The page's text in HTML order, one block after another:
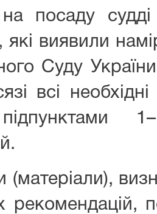
посаду
які виявили
Суду
всі
(матеріали),
рекомендацій,